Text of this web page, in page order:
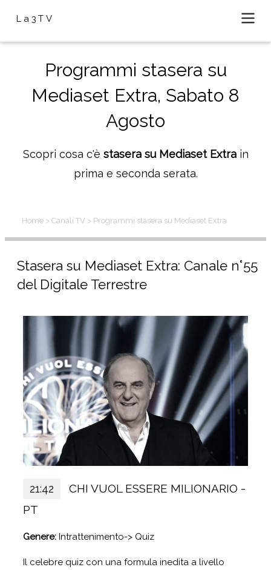
La3TV
Programmi stasera su
Mediaset Extra, Sabato 8
Agosto
Scopri cosa c'è stasera su Mediaset Extrain
prima e seconda serata.
Home > Canali TV > Programmi stasera su Mediaset Extra
Stasera su Mediaset Extra: Canale n°55
del Digitale Terrestre
21:42
CHI VUOL ESSERE MILIONARIO -
PT
Genere: Intrattenimento-> Quiz
Il celebre quiz con una formula inedita a livello